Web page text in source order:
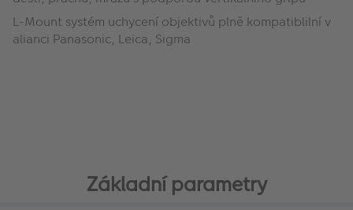
L-Mount systém uchycení objektivů plně kompatiblilní v
alianci Panasonic, Leica, Sigma
Základní parametry